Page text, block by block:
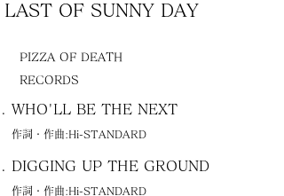
LAST OF SUNNY DAY
PIZZA OF DEATH
RECORDS
WHO'LL BE THE NEXT
作詞・作曲:Hi-STANDARD
DIGGING UP THE GROUND
作詞・作曲:Hi-STANDARD